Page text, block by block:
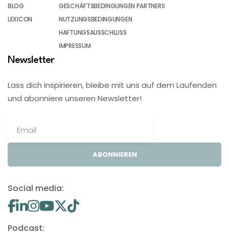
BLOG
LEXICON
GESCHÄFTSBEDINGUNGEN PARTNERS
NUTZUNGSBEDINGUNGEN
HAFTUNGSAUSSCHLUSS
IMPRESSUM
Newsletter
Lass dich inspirieren, bleibe mit uns auf dem Laufenden
und abonniere unseren Newsletter!
ABONNIEREN
Social media:
Podcast: